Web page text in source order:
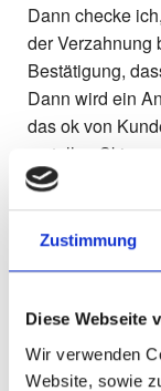
Zustimmung
Diese Webseite
Wir verwenden
Website, sowie
Dann checke
der Verzahnung
Bestätigung,
Dann wird ein
das ok von
erstellen
in die
erstellten
kommen die
Schleifen und